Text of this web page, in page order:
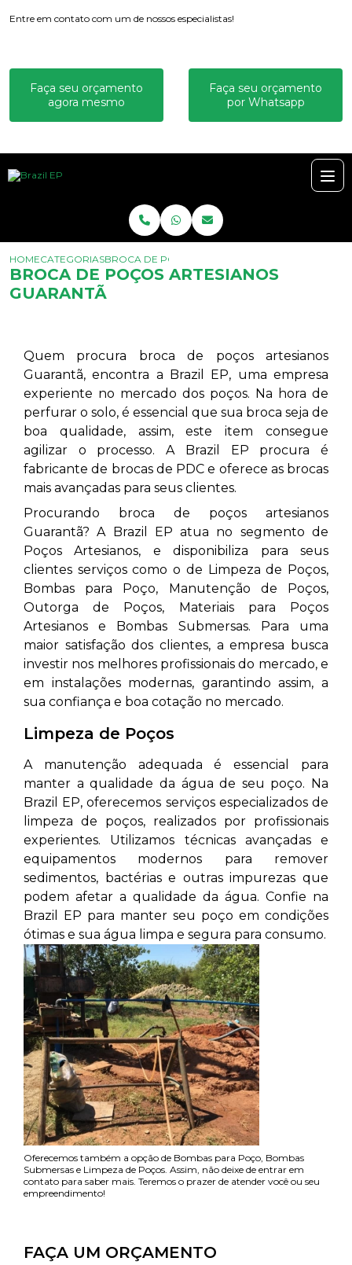
Entre em contato com um de nossos especialistas!
Faça seu orçamento
agora mesmo
Faça seu orçamento
por Whatsapp
HOMECATEGORIASBROCA DE POÇOS ARTESIANOS GUARANTÃ
BROCA DE POÇOS ARTESIANOS
GUARANTÃ
Quem procura broca de poços artesianos
Guarantã, encontra a Brazil EP, uma empresa
experiente no mercado dos poços. Na hora de
perfurar o solo, é essencial que sua broca seja de
boa qualidade, assim, este item consegue
agilizar o processo. A Brazil EP procura é
fabricante de brocas de PDC e oferece as brocas
mais avançadas para seus clientes.
Procurando broca de poços artesianos
Guarantã? A Brazil EP atua no segmento de
Poços Artesianos, e disponibiliza para seus
clientes serviços como o de Limpeza de Poços,
Bombas para Poço, Manutenção de Poços,
Outorga de Poços, Materiais para Poços
Artesianos e Bombas Submersas. Para uma
maior satisfação dos clientes, a empresa busca
investir nos melhores profissionais do mercado, e
em instalações modernas, garantindo assim, a
sua confiança e boa cotação no mercado.
Limpeza de Poços
A manutenção adequada é essencial para
manter a qualidade da água de seu poço. Na
Brazil EP, oferecemos serviços especializados de
limpeza de poços, realizados por profissionais
experientes. Utilizamos técnicas avançadas e
equipamentos modernos para remover
sedimentos, bactérias e outras impurezas que
podem afetar a qualidade da água. Confie na
Brazil EP para manter seu poço em condições
ótimas e sua água limpa e segura para consumo.
Oferecemos também a opção de Bombas para Poço, Bombas
Submersas e Limpeza de Poços. Assim, não deixe de entrar em
contato para saber mais. Teremos o prazer de atender você ou seu
empreendimento!
FAÇA UM ORÇAMENTO